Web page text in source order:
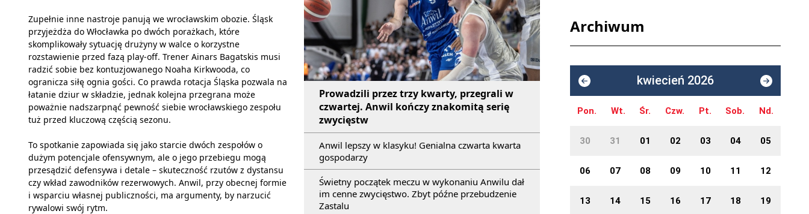
Prowadzili przez trzy kwarty, przegrali w
czwartej. Anwil kończy znakomitą serię
zwycięstw
Anwil lepszy w klasyku! Genialna czwarta kwarta
gospodarzy
Świetny początek meczu w wykonaniu Anwilu dał
im cenne zwycięstwo. Zbyt późne przebudzenie
Zastalu
Zupełnie inne nastroje panują we wrocławskim obozie. Śląsk
przyjeżdża do Włocławka po dwóch porażkach, które
skomplikowały sytuację drużyny w walce o korzystne
rozstawienie przed fazą play-off. Trener Ainars Bagatskis musi
radzić sobie bez kontuzjowanego Noaha Kirkwooda, co
ogranicza siłę ognia gości. Co prawda rotacja Śląska pozwala na
łatanie dziur w składzie, jednak kolejna przegrana może
poważnie nadszarpnąć pewność siebie wrocławskiego zespołu
tuż przed kluczową częścią sezonu.
To spotkanie zapowiada się jako starcie dwóch zespołów o
dużym potencjale ofensywnym, ale o jego przebiegu mogą
przesądzić defensywa i detale – skuteczność rzutów z dystansu
czy wkład zawodników rezerwowych. Anwil, przy obecnej formie
i wsparciu własnej publiczności, ma argumenty, by narzucić
rywalowi swój rytm.
Archiwum
kwiecień 2026
Pon. Wt. Śr. Czw. Pt. Sob. Nd.
30 31 01 02 03 04 05
06 07 08 09 10 11 12
13 14 15 16 17 18 19